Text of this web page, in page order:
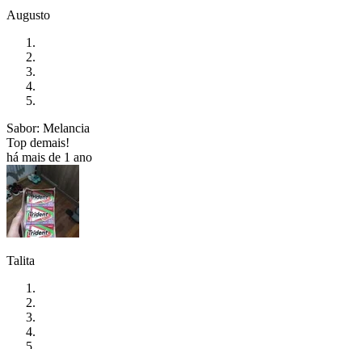
Augusto
Sabor: Melancia
Top demais!
há mais de 1 ano
Talita